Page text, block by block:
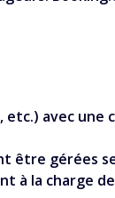
avec
être gérées
à la charge